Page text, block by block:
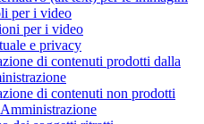
per i video
per i video
e privacy
di contenuti prodotti dalla
di contenuti non prodotti